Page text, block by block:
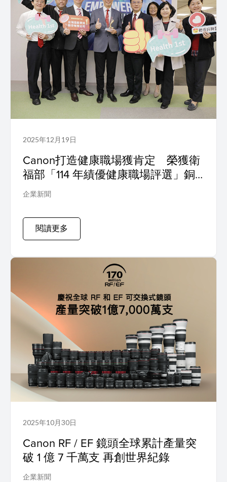
2025年12月19日
Canon打造健康職場獲肯定 榮獲衛
福部「114 年績優健康職場評選」銅
獎
企業新聞
閱讀更多
2025年10月30日
Canon RF / EF 鏡頭全球累計產量突
破 1 億 7 千萬支 再創世界紀錄
企業新聞